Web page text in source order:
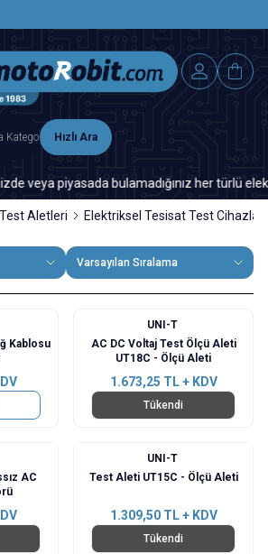
Hızlı Ara
veya piyasada bulamadığınız her türlü
Aletleri Elektriksel Tesisat Test Cihazları
Varsayılan Sıralama
Kablosu
UNI-T
AC DC Voltaj Test Ölçü Aleti
UT18C - Ölçü Aleti
1.673,25 TL + KDV
Tükendi
AC
UNI-T
Test Aleti UT15C - Ölçü Aleti
1.309,50TL + KDV
Tükendi